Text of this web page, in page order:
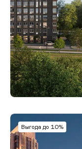
Выгода до 10%